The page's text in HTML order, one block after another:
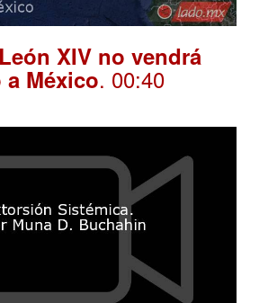
XIV no vendrá
a México. 00:40